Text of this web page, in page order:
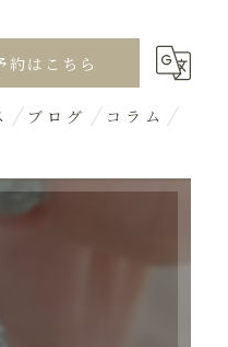
約はこちら
ブログ コラム